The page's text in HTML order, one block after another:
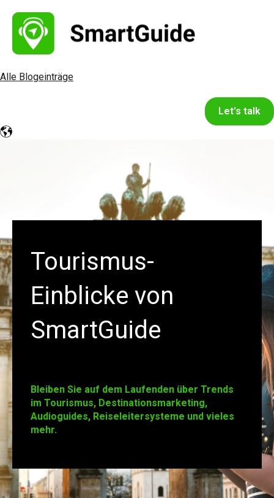
Alle Blogeinträge
Let's talk
Tourismus-
Einblicke von
SmartGuide
Bleiben Sie auf dem Laufenden über Trends
im Tourismus, Destinationsmarketing,
Audioguides, Reiseleitersysteme und vieles
mehr.